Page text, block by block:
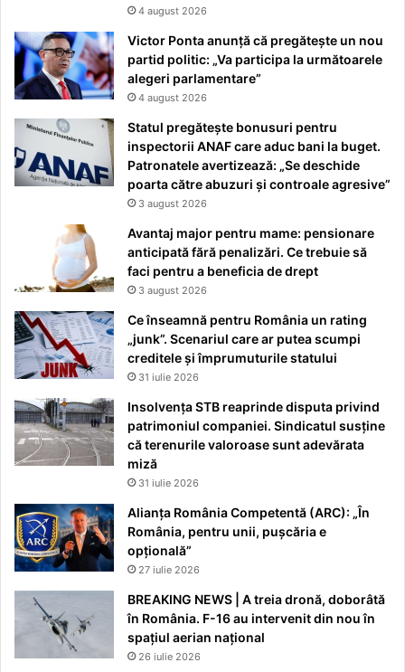
4 august 2026
Victor Ponta anunță că pregătește un nou
partid politic: „Va participa la următoarele
alegeri parlamentare”
4 august 2026
Statul pregătește bonusuri pentru
inspectorii ANAF care aduc bani la buget.
Patronatele avertizează: „Se deschide
poarta către abuzuri și controale agresive”
3 august 2026
Avantaj major pentru mame: pensionare
anticipată fără penalizări. Ce trebuie să
faci pentru a beneficia de drept
3 august 2026
Ce înseamnă pentru România un rating
„junk”. Scenariul care ar putea scumpi
creditele și împrumuturile statului
31 iulie 2026
Insolvența STB reaprinde disputa privind
patrimoniul companiei. Sindicatul susține
că terenurile valoroase sunt adevărata
miză
31 iulie 2026
Alianța România Competentă (ARC): „În
România, pentru unii, pușcăria e
opțională”
27 iulie 2026
BREAKING NEWS | A treia dronă, doborâtă
în România. F-16 au intervenit din nou în
spațiul aerian național
26 iulie 2026